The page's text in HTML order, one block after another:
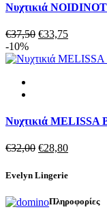
Νυχτικιά
€37,50 Original
was:
€33,75Η
τιμή
-10%
Νυχτικιά
€32,00 Original
was:
€32,00.
€28,80Η
τιμή
€28,80.
Evelyn Lingerie
Πληροφορίες